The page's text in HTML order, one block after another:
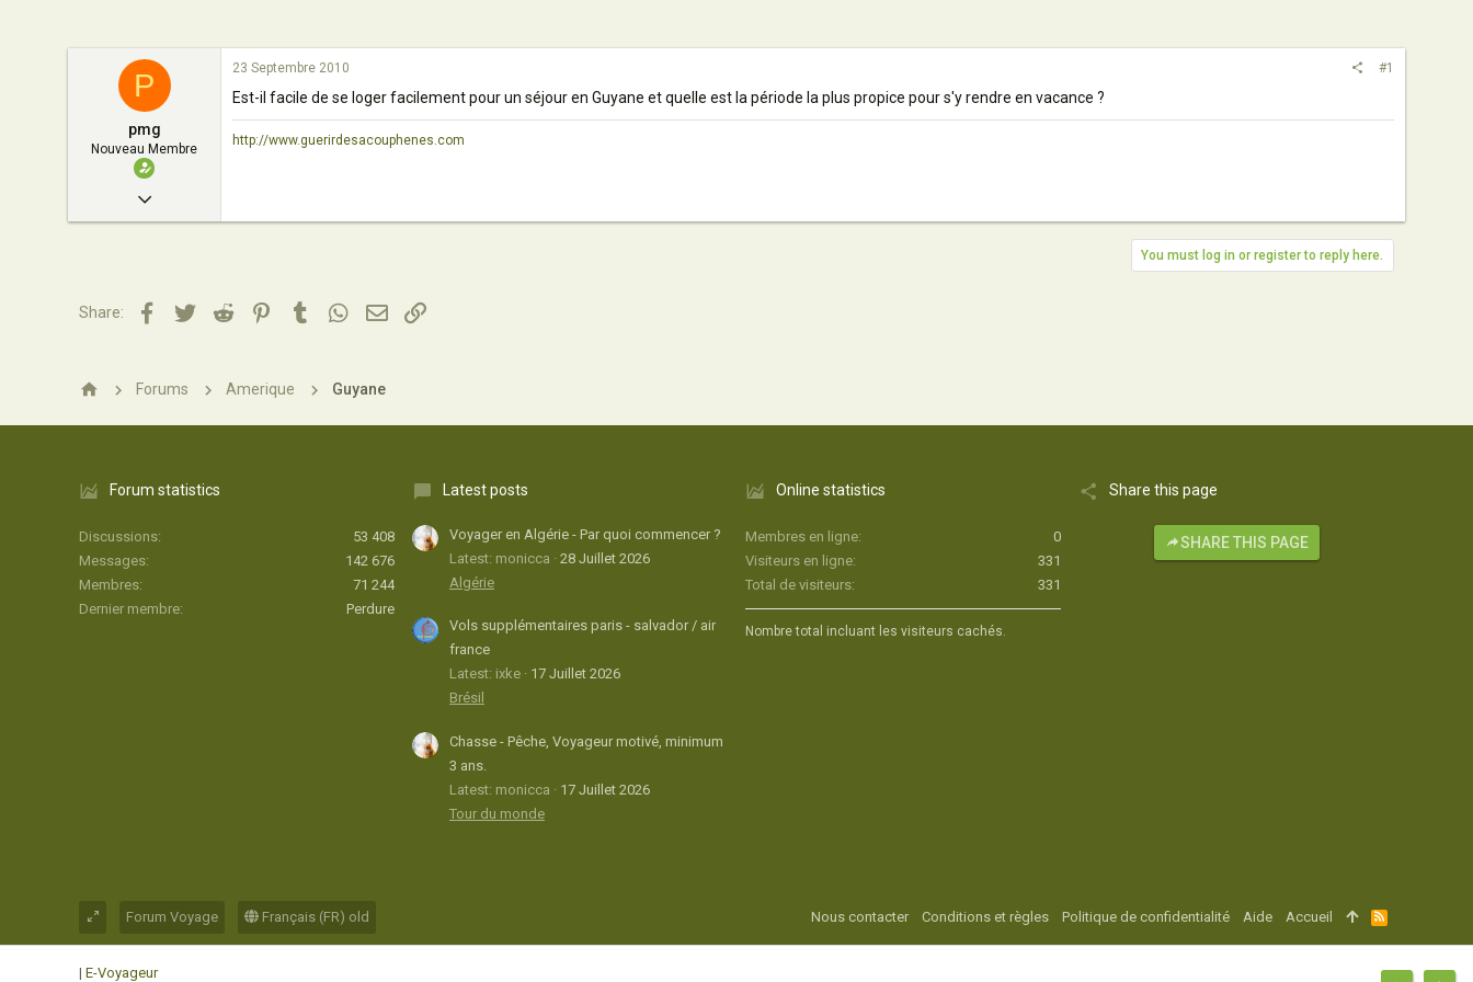
P
pmg
Nouveau Membre
2
France
23 Septembre 2010 #1
Est-il facile de se loger facilement pour un séjour en Guyane et quelle est la période la plus propice pour s'y rendre en vacance ?
http://www.guerirdesacouphenes.com
You must log in or register to reply here.
Share: Facebook
TwitterReddit PinterestTumblrWhatsApp
EmailLien
Forums Amerique Guyane
Forum statistics
Discussions
53 408
Messages
142 676
Membres
71 244
Dernier membre
Perdure
Latest posts
Voyager en Algérie - Par quoi commencer ?
Latest: monicca
28 Juillet 2026
Algérie
Vols supplémentaires paris - salvador / air
france
Latest: ixke
17 Juillet 2026
Brésil
Chasse - Pêche, Voyageur motivé, minimum
3 ans.
Latest: monicca
17 Juillet 2026
Tour du monde
Online statistics
Membres en ligne
0
Visiteurs en ligne
331
Total de visiteurs
331
Nombre total incluant les visiteurs cachés.
Share this page
SHARE THIS PAGE
Forum Voyage Français (FR) old Nous contacter Conditions et règles Politique de confidentialité Aide Accueil
R
S
S
| E-Voyageur